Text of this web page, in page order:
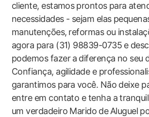
cliente, ‌estamos ⁣prontos para
necessidades ‌- sejam‌ elas
manutenções, ⁣reformas ou
agora para (31) 98839-0735 ​e⁣
podemos fazer⁣ a⁣ diferença no ‌seu
Confiança, agilidade e
garantimos para⁢ você. Não deixe
entre em contato e tenha a
um​ verdadeiro ‌Marido ⁤de ⁢Aluguel